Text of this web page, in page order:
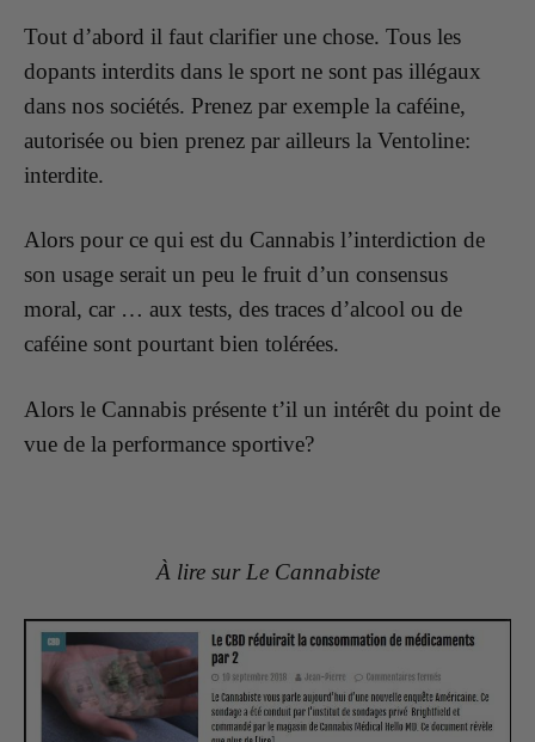
Tout d’abord il faut clarifier une chose. Tous les
dopants interdits dans le sport ne sont pas illégaux
dans nos sociétés. Prenez par exemple la caféine,
autorisée ou bien prenez par ailleurs la Ventoline:
interdite.
Alors pour ce qui est du Cannabis l’interdiction de
son usage serait un peu le fruit d’un consensus
moral, car … aux tests, des traces d’alcool ou de
caféine sont pourtant bien tolérées.
Alors le Cannabis présente t’il un intérêt du point de
vue de la performance sportive?
À lire sur Le Cannabiste